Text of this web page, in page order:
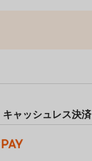
キャッシュレス決済